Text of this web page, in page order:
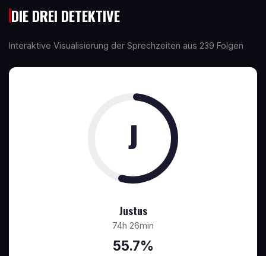
DIE DREI DETEKTIVE
Interaktive Visualisierung der Sprechzeiten aus 239 Folgen
J
Justus
74h 26min
55.7%